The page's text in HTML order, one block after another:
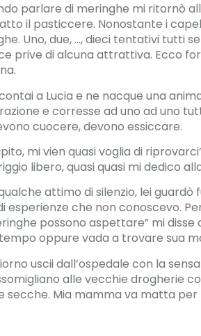
parlare di meringhe mi ritornò
il pasticcere. Nonostante i
Uno, due, …, dieci tentativi tutti
prive di alcuna attrattiva. Ecco
a Lucia e ne nacque una
e corresse ad uno ad uno
cuocere, devono essiccare.
mi vien quasi voglia di
libero, quasi quasi mi dedico
attimo di silenzio, lei
esperienze che non conoscevo.
possono aspettare” mi
oppure vada a trovare sua
uscii dall’ospedale con la
alle vecchie drogherie
secche. Mia mamma va matta per